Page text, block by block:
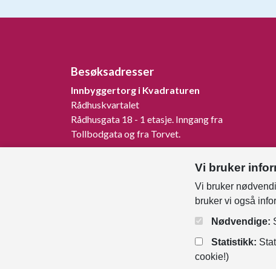
Besøksadresser
Innbyggertorg i Kvadraturen
Rådhuskvartalet
Rådhusgata 18 - 1 etasje. Inngang fra
Tollbodgata og fra Torvet.
Songdalsvegen 53, 4645 Nodeland.
Vi bruker
Vi bruker
bruker vi også
Nødvendige:
Statistikk:
cookie!)